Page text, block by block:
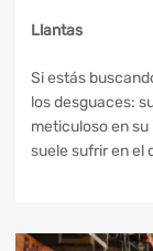
Llantas
Si estás
los desguaces:
meticuloso en
suele sufrir en el